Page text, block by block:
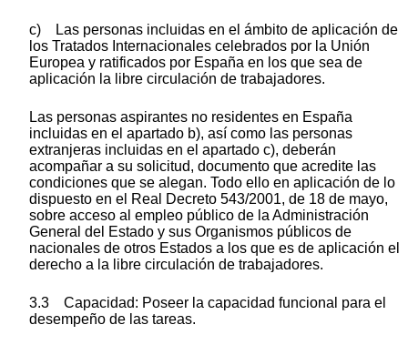
c) Las personas incluidas en el ámbito de aplicación de
los Tratados Internacionales celebrados por la Unión
Europea y ratificados por España en los que sea de
aplicación la libre circulación de trabajadores.
Las personas aspirantes no residentes en España
incluidas en el apartado b), así como las personas
extranjeras incluidas en el apartado c), deberán
acompañar a su solicitud, documento que acredite las
condiciones que se alegan. Todo ello en aplicación de lo
dispuesto en el Real Decreto 543/2001, de 18 de mayo,
sobre acceso al empleo público de la Administración
General del Estado y sus Organismos públicos de
nacionales de otros Estados a los que es de aplicación el
derecho a la libre circulación de trabajadores.
3.3 Capacidad: Poseer la capacidad funcional para el
desempeño de las tareas.